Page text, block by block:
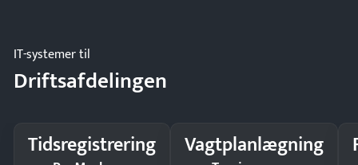
IT-systemer til
Driftsafdelingen
Tidsregistrering Vagtplanlægning